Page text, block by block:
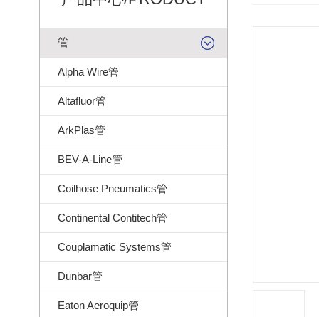
管
Alpha Wire管
Altafluor管
ArkPlas管
BEV-A-Line管
Coilhose Pneumatics管
Continental Contitech管
Couplamatic Systems管
Dunbar管
Eaton Aeroquip管